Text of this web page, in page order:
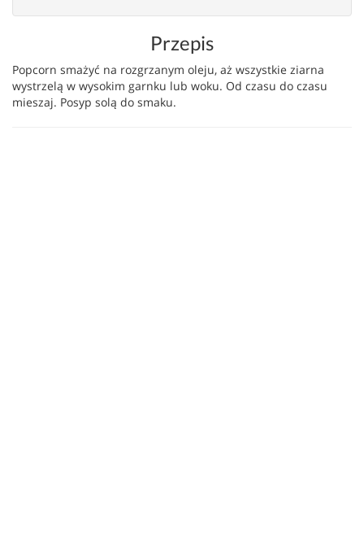
Przepis
Popcorn smażyć na rozgrzanym oleju, aż wszystkie ziarna
wystrzelą w wysokim garnku lub woku. Od czasu do czasu
mieszaj. Posyp solą do smaku.